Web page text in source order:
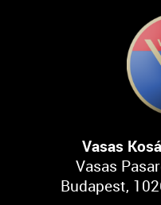
Vasas
Vasas
Budapest,